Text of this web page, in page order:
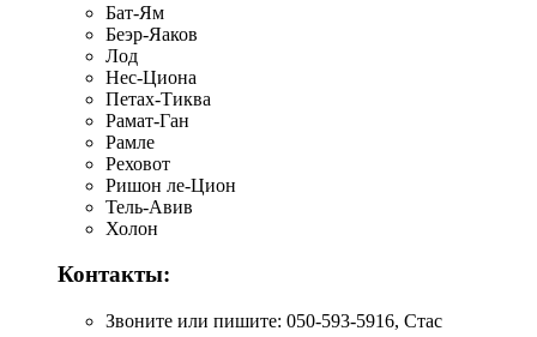
Бат-Ям
Беэр-Яаков
Лод
Нес-Циона
Петах-Тиква
Рамат-Ган
Рамле
Реховот
Ришон ле-Цион
Тель-Авив
Холон
Контакты:
Звоните или пишите: 050-593-5916, Стас